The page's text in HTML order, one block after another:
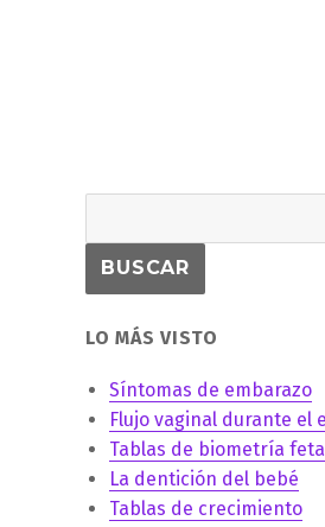
LO MÁS VISTO
Síntomas de embarazo
Flujo vaginal durante el
Tablas de biometría
La dentición del bebé
Tablas de crecimiento